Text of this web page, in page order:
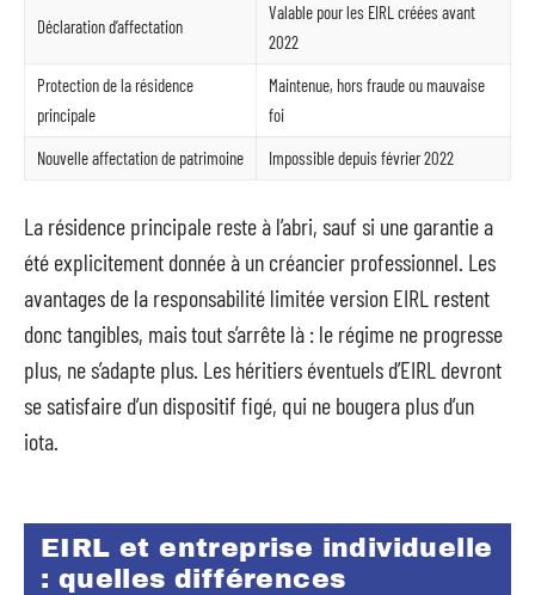
Déclaration d’affectation
Valable pour les EIRL créées avant
2022
Protection de la résidence
principale
Maintenue, hors fraude ou mauvaise
foi
Nouvelle affectation de patrimoine
Impossible depuis février 2022
La résidence principale reste à l’abri, sauf si une garantie a
été explicitement donnée à un créancier professionnel. Les
avantages de la responsabilité limitée version EIRL restent
donc tangibles, mais tout s’arrête là : le régime ne progresse
plus, ne s’adapte plus. Les héritiers éventuels d’EIRL devront
se satisfaire d’un dispositif figé, qui ne bougera plus d’un
iota.
EIRL et entreprise individuelle
: quelles différences